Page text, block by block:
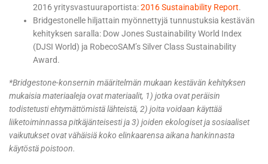
2016 yritysvastuuraportista:2016 Sustainability Report.
Bridgestonelle hiljattain myönnettyjä tunnustuksia kestävän
kehityksen saralla: Dow Jones Sustainability World Index
(DJSI World) ja RobecoSAM’s Silver Class Sustainability
Award.
*Bridgestone-konsernin määritelmän mukaan kestävän kehityksen
mukaisia materiaaleja ovat materiaalit, 1) jotka ovat peräisin
todistetusti ehtymättömistä lähteistä, 2) joita voidaan käyttää
liiketoiminnassa pitkäjänteisesti ja 3) joiden ekologiset ja sosiaaliset
vaikutukset ovat vähäisiä koko elinkaarensa aikana hankinnasta
käytöstä poistoon.